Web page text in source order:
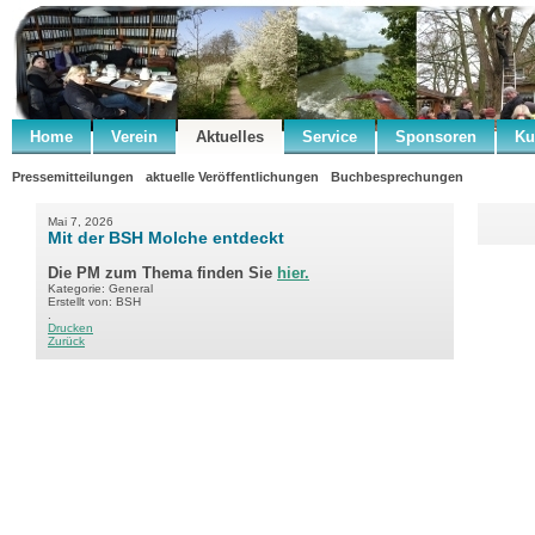
Home Verein Aktuelles Service Sponsoren
Pressemitteilungen aktuelle Veröffentlichungen Buchbesprechungen
Mai 7, 2026
Mit der BSH Molche entdeckt
Die PM zum Thema finden Sie hier.
Kategorie: General
Erstellt von: BSH
Drucken
Zurück